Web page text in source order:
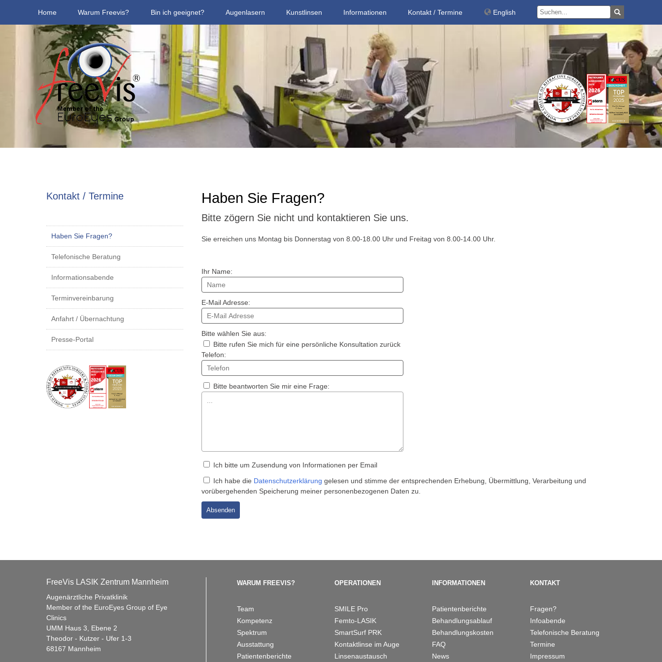
Home Warum Freevis? Bin ich geeignet? Augenlasern Kunstlinsen Informationen Kontakt / Termine English
Kontakt / Termine
Haben Sie Fragen?
Telefonische Beratung
Informationsabende
Terminvereinbarung
Anfahrt / Übernachtung
Presse-Portal
Haben Sie Fragen?
Bitte zögern Sie nicht und kontaktieren Sie uns.
Sie erreichen uns Montag bis Donnerstag von 8.00-18.00 Uhr und Freitag von 8.00-14.00 Uhr.
Ihr Name:
E-Mail Adresse:
Bitte wählen Sie aus:
Bitte rufen Sie mich für eine persönliche Konsultation zurück
Telefon:
Bitte beantworten Sie mir eine Frage:
Ich bitte um Zusendung von Informationen per Email
Ich habe die Datenschutzerklärung gelesen und stimme der entsprechenden Erhebung, Übermittlung, Verarbeitung und
vorübergehenden Speicherung meiner personenbezogenen Daten zu.
FreeVis LASIK Zentrum Mannheim
Augenärztliche Privatklinik
Member of the EuroEyes Group of Eye
Clinics
UMM Haus 3, Ebene 2
Theodor - Kutzer - Ufer 1-3
68167 Mannheim
WARUM FREEVIS?
Team
Kompetenz
Spektrum
Ausstattung
Patientenberichte
OPERATIONEN
SMILE Pro
Femto-LASIK
SmartSurf PRK
Kontaktlinse im Auge
Linsenaustausch
INFORMATIONEN
Patientenberichte
Behandlungsablauf
Behandlungskosten
FAQ
News
KONTAKT
Fragen?
Infoabende
Telefonische Beratung
Termine
Impressum